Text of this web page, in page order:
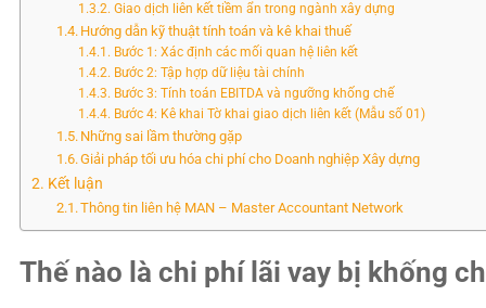
Giao dịch liên kết tiềm ẩn trong ngành xây dựng
Hướng dẫn kỹ thuật tính toán và kê khai thuế
Bước 1: Xác định các mối quan hệ liên kết
Bước 2: Tập hợp dữ liệu tài chính
Bước 3: Tính toán EBITDA và ngưỡng khống chế
Bước 4: Kê khai Tờ khai giao dịch liên kết (Mẫu số 01)
Những sai lầm thường gặp
Giải pháp tối ưu hóa chi phí cho Doanh nghiệp Xây dựng
Kết luận
Thông tin liên hệ MAN – Master Accountant Network
Thế nào là chi phí lãi vay bị khống